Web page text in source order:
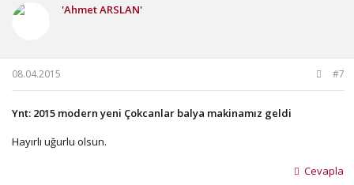
'Ahmet ARSLAN'
08.04.2015 #7
Ynt: 2015 modern yeni Çokcanlar balya makinamız geldi
Hayırlı uğurlu olsun.
Cevapla